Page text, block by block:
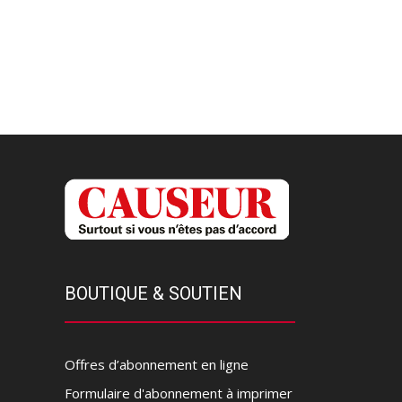
BOUTIQUE & SOUTIEN
Offres d’abonnement en ligne
Formulaire d'abonnement à imprimer